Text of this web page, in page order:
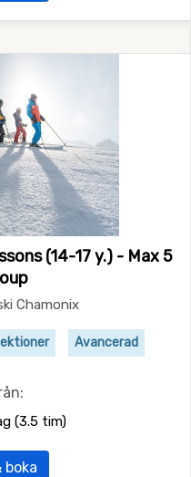
(14-17 y.) - Max 5
Chamonix
Avancerad
(3.5 tim)
boka